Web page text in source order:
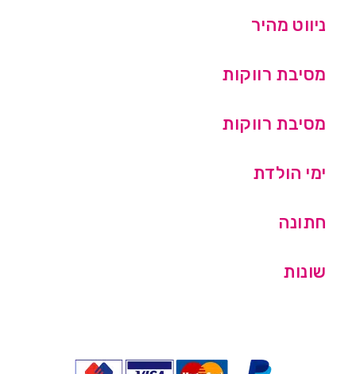
ניווט מהיר
מסיבת רווקות
מסיבת רווקות
ימי הולדת
חתונה
שונות